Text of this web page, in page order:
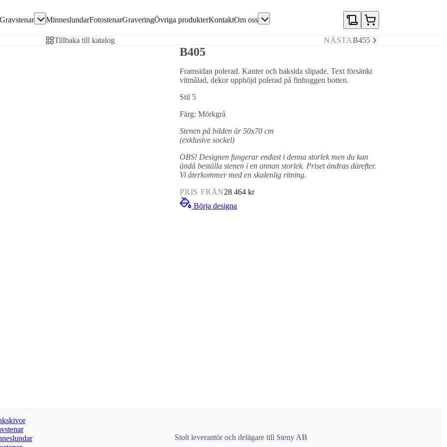
Gravstenar MinneslundarFotostenarGraveringÖvriga produkterKontaktOm oss
Tillbaka till katalog NÄSTAB455
B405
Framsidan polerad. Kanter och baksida slipade. Text försänkt
vitmålad, dekor upphöjd polerad på finhuggen botten.
Stil 5
Färg: Mörkgrå
Stenen på bilden är 50x70 cm
(exklusive sockel)
OBS! Designen fungerar endast i denna storlek men du kan
ändå beställa stenen i en annan storlek. Priset ändras därefter.
Vi återkommer med en skalenlig ritning.
PRIS FRÅN28 464 kr
Börja designa
Stolt leverantör och delägare till Steny AB